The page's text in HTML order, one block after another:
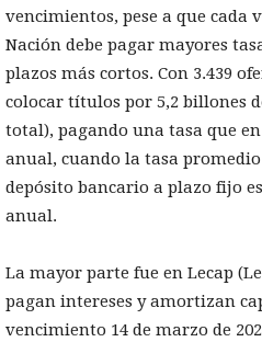
vencimientos, pese a que cada
Nación debe pagar mayores
plazos más cortos. Con 3.439
colocar títulos por 5,2 billones
total), pagando una tasa que
anual, cuando la tasa
depósito bancario a plazo fijo
anual.
La mayor parte fue en Lecap
pagan intereses y amortizan
vencimiento 14 de marzo de